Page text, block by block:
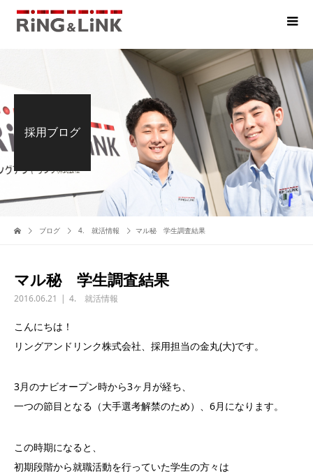
採用ブログ
ブログ 4. 就活情報 マル秘 学生調査結果
マル秘 学生調査結果
2016.06.21 4. 就活情報
こんにちは！
リングアンドリンク株式会社、採用担当の金丸(大)です。
3月のナビオープン時から3ヶ月が経ち、
一つの節目となる（大手選考解禁のため）、6月になります。
この時期になると、
初期段階から就職活動を行っていた学生の方々は